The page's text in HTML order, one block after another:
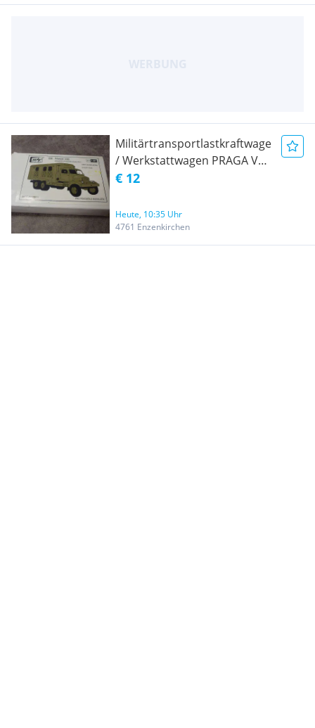
Militärtransportlastkraftwagen
/ Werkstattwagen PRAGA V3S
im Maßstab 1:87
€ 12
Heute, 10:35 Uhr
4761 Enzenkirchen